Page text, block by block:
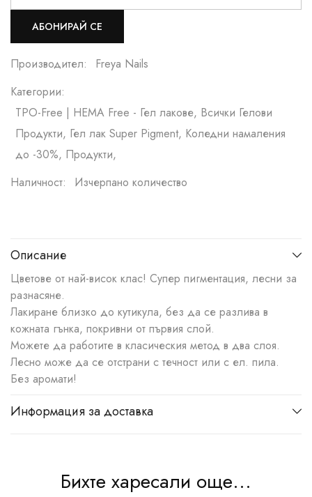
АБОНИРАЙ СЕ
Производител:
Freya Nails
Категории:
TPO-Free | HEMA Free - Гел лакове, Всички Гелови
Продукти, Гел лак Super Pigment, Коледни намаления
до -30%, Продукти,
Наличност:
Изчерпано количество
Описание
Цветове от най-висок клас! Супер пигментация, лесни за
разнасяне.
Лакиране близко до кутикула, без да се разлива в
кожната гънка, покривни от първия слой.
Можете да работите в класическия метод в два слоя.
Лесно може да се отстрани с течност или с ел. пила.
Без аромати!
Информация за доставка
Бихте харесали още...